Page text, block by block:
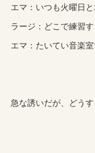
エマ：いつも火曜日
ラージ：どこで練習す
エマ：たいてい音楽
急な誘いだが、どう